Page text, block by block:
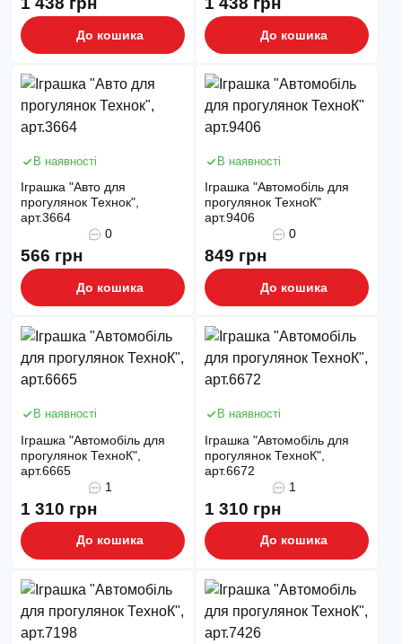
До кошика До кошика
В наявності
Іграшка "Авто для
прогулянок Технок",
арт.3664
0
566 грн
До кошика
В наявності
Іграшка "Автомобіль для
прогулянок ТехноК"
арт.9406
0
849 грн
До кошика
В наявності
Іграшка "Автомобіль для
прогулянок ТехноК",
арт.6665
1
1 310 грн
До кошика
В наявності
Іграшка "Автомобіль для
прогулянок ТехноК",
арт.6672
1
1 310 грн
До кошика